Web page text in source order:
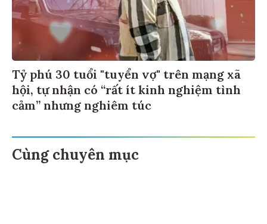
Tỷ phú 30 tuổi "tuyển vợ" trên mạng xã
hội, tự nhận có “rất ít kinh nghiệm tình
cảm” nhưng nghiêm túc
Cùng chuyên mục